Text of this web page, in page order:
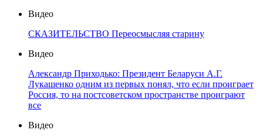
Видео
СКАЗИТЕЛЬСТВО Переосмысляя старину
Видео
Александр Приходько: Президент Беларуси А.Г.
Лукашенко одним из первых понял, что если проиграет
Россия, то на постсоветском пространстве проиграют
все
Видео